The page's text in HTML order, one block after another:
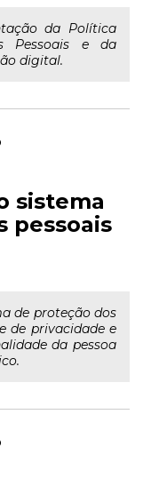
da Política
Pessoais e da
digital.
sistema
pessoais
de proteção dos
de privacidade e
da pessoa